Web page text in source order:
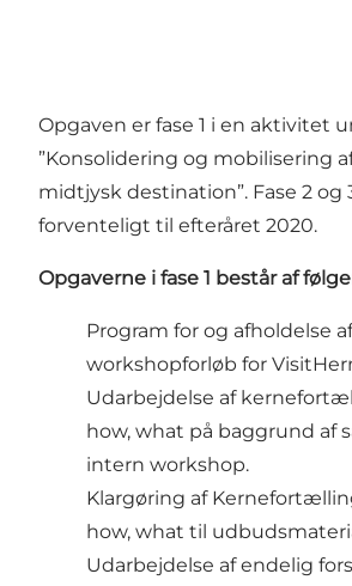
Opgaven er fase 1 i en aktivitet
”Konsolidering og mobilisering
midtjysk destination”. Fase 2 og
forventeligt til efteråret 2020.
Opgaverne i fase 1 består af
Program for og afholdelse
workshopforløb for
Udarbejdelse af
how, what på baggrund af
intern workshop.
Klargøring af
how, what til
Udarbejdelse af endelig